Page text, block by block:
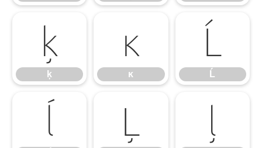
ķ
ķ
ĸ
ĸ
Ĺ
Ĺ
ĺ Ļ ļ